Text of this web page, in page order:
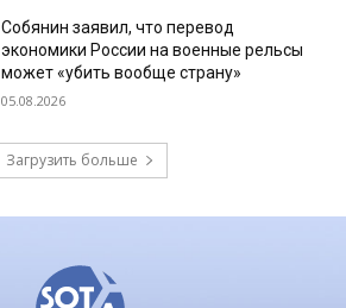
Собянин заявил, что перевод
экономики России на военные рельсы
может «убить вообще страну»
05.08.2026
Загрузить больше